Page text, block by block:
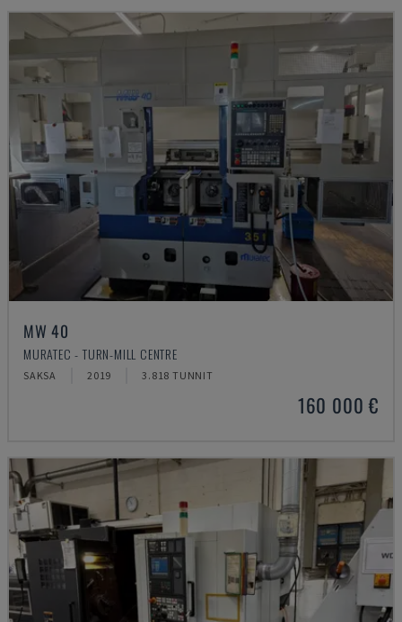
MW 40
MURATEC - TURN-MILL CENTRE
SAKSA 2019 3.818 TUNNIT
160 000 €